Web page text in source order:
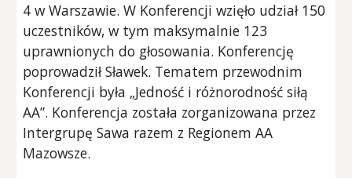
4 w Warszawie. W Konferencji wzięło udział 150
uczestników, w tym maksymalnie 123
uprawnionych do głosowania. Konferencję
poprowadził Sławek. Tematem przewodnim
Konferencji była „Jedność i różnorodność siłą
AA”. Konferencja została zorganizowana przez
Intergrupę Sawa razem z Regionem AA
Mazowsze.